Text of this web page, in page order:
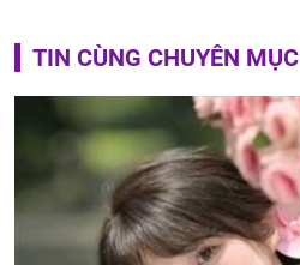
TIN CÙNG CHUYÊN MỤC